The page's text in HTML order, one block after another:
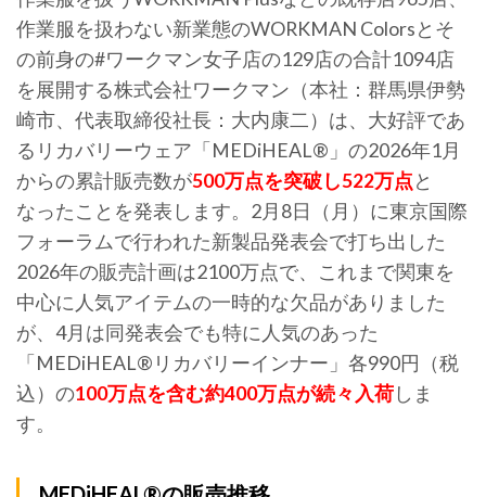
作業服を扱わない新業態のWORKMAN Colorsとそ
の前身の#ワークマン女子店の129店の合計1094店
を展開する株式会社ワークマン（本社：群馬県伊勢
崎市、代表取締役社長：大内康二）は、大好評であ
るリカバリーウェア「MEDiHEAL®」の2026年1月
からの累計販売数が500万点を突破し522万点と
なったことを発表します。2月8日（月）に東京国際
フォーラムで行われた新製品発表会で打ち出した
2026年の販売計画は2100万点で、これまで関東を
中心に人気アイテムの一時的な欠品がありました
が、4月は同発表会でも特に人気のあった
「MEDiHEAL®リカバリーインナー」各990円（税
込）の100万点を含む約400万点が続々入荷しま
す。